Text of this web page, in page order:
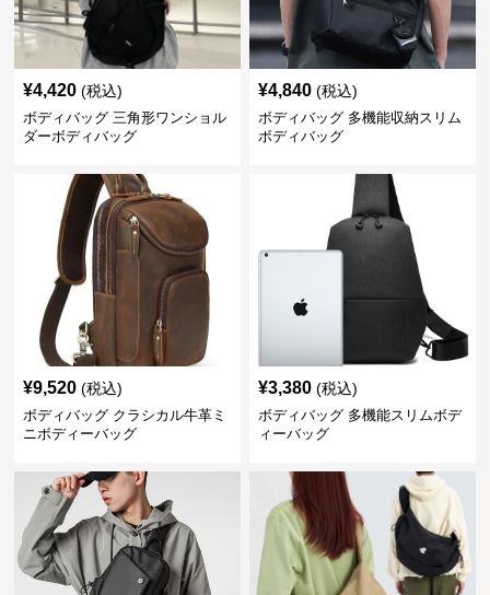
¥4,420 (税込)
ボディバッグ 三角形ワンショル
ダーボディバッグ
¥4,840 (税込)
ボディバッグ 多機能収納スリム
ボディバッグ
¥9,520 (税込)
ボディバッグ クラシカル牛革ミ
ニボディーバッグ
¥3,380 (税込)
ボディバッグ 多機能スリムボデ
ィーバッグ